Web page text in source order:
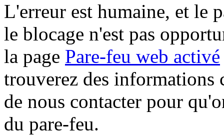
L'erreur est humaine, et le
le blocage n'est pas
la page Pare-feu web activé
trouverez des informations
de nous contacter pour
du pare-feu.